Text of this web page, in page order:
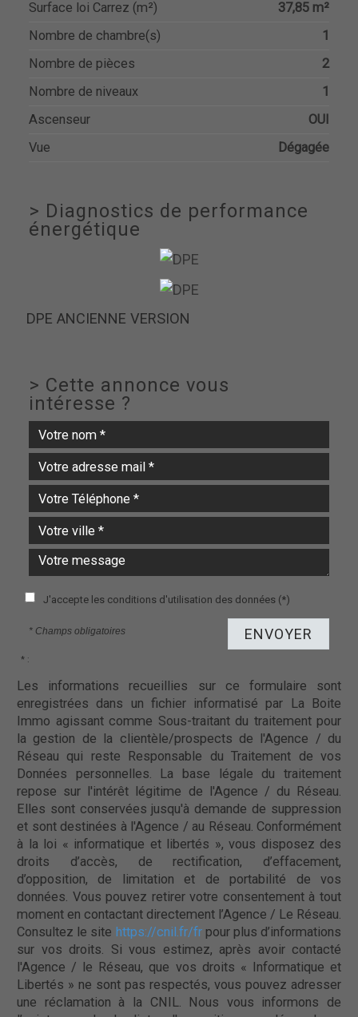
Surface loi Carrez (m²)
37,85 m²
Nombre de chambre(s)
1
Nombre de pièces
2
Nombre de niveaux
1
Ascenseur
OUI
Vue
Dégagée
> Diagnostics de performance
énergétique
DPE ANCIENNE VERSION
> Cette annonce vous
intéresse ?
J'accepte les conditions d'utilisation des données (*)
* Champs obligatoires ENVOYER
* :
Les informations recueillies sur ce formulaire sont
enregistrées dans un fichier informatisé par La Boite
Immo agissant comme Sous-traitant du traitement pour
la gestion de la clientèle/prospects de l'Agence / du
Réseau qui reste Responsable du Traitement de vos
Données personnelles. La base légale du traitement
repose sur l'intérêt légitime de l'Agence / du Réseau.
Elles sont conservées jusqu'à demande de suppression
et sont destinées à l'Agence / au Réseau. Conformément
à la loi « informatique et libertés », vous disposez des
droits d’accès, de rectification, d’effacement,
d’opposition, de limitation et de portabilité de vos
données. Vous pouvez retirer votre consentement à tout
moment en contactant directement l’Agence / Le Réseau.
Consultez le site https://cnil.fr/frpour plus d’informations
sur vos droits. Si vous estimez, après avoir contacté
l'Agence / le Réseau, que vos droits « Informatique et
Libertés » ne sont pas respectés, vous pouvez adresser
une réclamation à la CNIL. Nous vous informons de